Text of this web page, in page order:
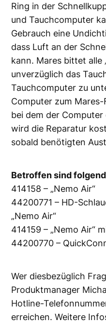
Ring in der
und Tauchcomputer
Gebrauch eine
dass Luft an der
kann. Mares bittet alle
unverzüglich das
Tauchcomputer zu
Computer zum
bei dem der
wird die Reparatur
sobald benötigten
Betroffen sind
414158 – „Nemo Air“
44200771 – HD-
„Nemo Air“
414159 – „Nemo Air“
44200770 –
Wer diesbezüglich
Produktmanager
Hotline-
erreichen. Weitere